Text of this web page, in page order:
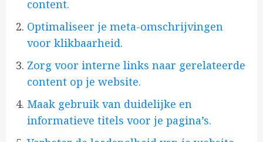
content.
Optimaliseer je meta-omschrijvingen
voor klikbaarheid.
Zorg voor interne links naar gerelateerde
content op je website.
Maak gebruik van duidelijke en
informatieve titels voor je pagina’s.